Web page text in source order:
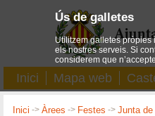
Inici Mapa web
Inici ->Àrees -> Festes ->Junta
Ús de galletes
Utilitzem galletes pròpies
els nostres serveis. Si
considerem que